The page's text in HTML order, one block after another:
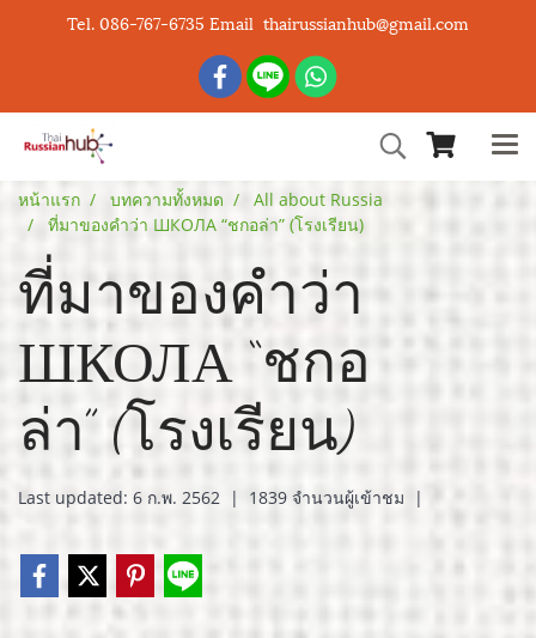
Tel. 086-767-6735 Email thairussianhub@gmail.com
หน้าแรก บทความทั้งหมด
All about Russia
ที่มาของคำว่า ШКОЛА “ชกอล่า” (โรงเรียน)
ที่มาของคำว่า
ШКОЛА “ชกอ
ล่า” (โรงเรียน)
Last updated: 6 ก.พ. 2562 | 1839 จำนวนผู้เข้าชม |